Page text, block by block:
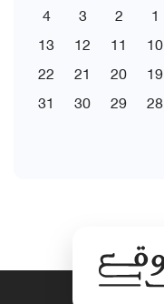
1
2
3
4
10
11
12
13
19
20
21
22
28
29
30
31